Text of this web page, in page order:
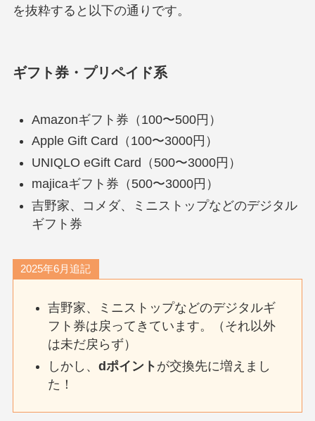
を抜粋すると以下の通りです。
ギフト券・プリペイド系
Amazonギフト券（100〜500円）
Apple Gift Card（100〜3000円）
UNIQLO eGift Card（500〜3000円）
majicaギフト券（500〜3000円）
吉野家、コメダ、ミニストップなどのデジタル
ギフト券
2025年6月追記
吉野家、ミニストップなどのデジタルギ
フト券は戻ってきています。（それ以外
は未だ戻らず）
しかし、dポイント が交換先に増えまし
た！